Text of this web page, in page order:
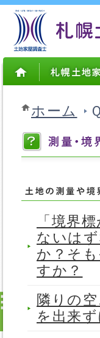
ホーム
「境界
ないは
か？そ
すか？
隣りの
を出来